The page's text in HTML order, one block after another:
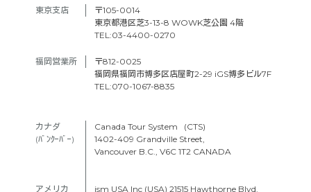
東京支店
〒105-0014
東京都港区芝3-13-8 WOWK芝公園 4階
TEL:03-4400-0270
福岡営業所
〒812-0025
福岡県福岡市博多区店屋町2-29 iGS博多ビル7F
TEL:070-1067-8835
カナダ
(ﾊﾞﾝｸｰﾊﾞｰ)
アメリカ
Canada Tour System (CTS)
1402-409 Grandville Street,
Vancouver B.C., V6C 1T2 CANADA
ism USA Inc (USA) 21515 Hawthorne Blvd.